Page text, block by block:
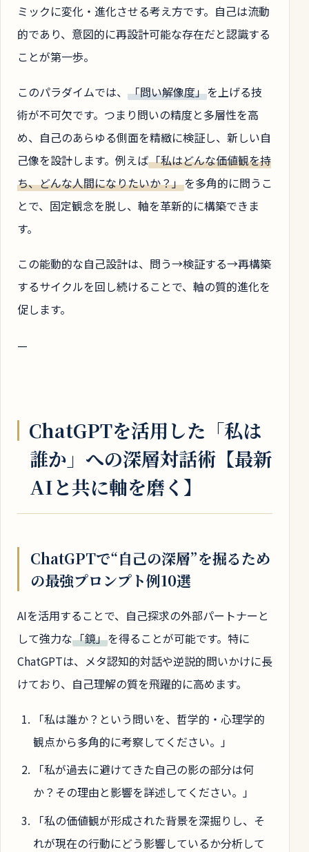
ミックに変化・進化させる考え方です。自己は流動
的であり、意図的に再設計可能な存在だと認識する
ことが第一歩。
このパラダイムでは、 「問い解像度」を上げる技
術が不可欠です。つまり問いの精度と多層性を高
め、自己のあらゆる側面を精緻に検証し、新しい自
己像を設計します。例えば「私はどんな価値観を持
ち、どんな人間になりたいか？」を多角的に問うこ
とで、固定観念を脱し、軸を革新的に構築できま
す。
この能動的な自己設計は、問う→検証する→再構築
するサイクルを回し続けることで、軸の質的進化を
促します。
—
ChatGPTを活用した「私は
誰か」への深層対話術【最新
AIと共に軸を磨く】
ChatGPTで“自己の深層”を掘るため
の最強プロンプト例10選
AIを活用することで、自己探求の外部パートナーと
して強力な「鏡」を得ることが可能です。特に
ChatGPTは、メタ認知的対話や逆説的問いかけに長
けており、自己理解の質を飛躍的に高めます。
「私は誰か？という問いを、哲学的・心理学的
観点から多角的に考察してください。」
「私が過去に避けてきた自己の影の部分は何
か？その理由と影響を詳述してください。」
「私の価値観が形成された背景を深掘りし、そ
れが現在の行動にどう影響しているか分析して